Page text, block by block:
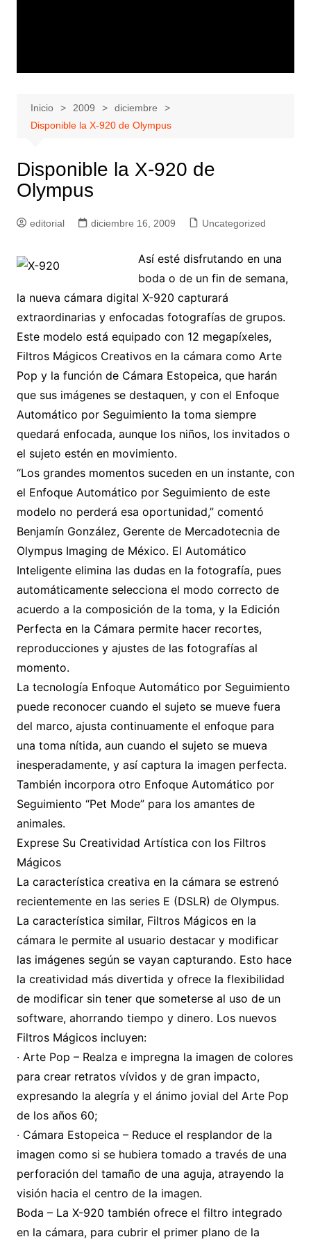
Inicio 2009
diciembre
Disponible la X-920 de Olympus
Disponible la X-920 de
Olympus
editorial diciembre 16, 2009 Uncategorized
Así esté disfrutando en una
boda o de un fin de semana,
la nueva cámara digital X-920 capturará
extraordinarias y enfocadas fotografías de grupos.
Este modelo está equipado con 12 megapíxeles,
Filtros Mágicos Creativos en la cámara como Arte
Pop y la función de Cámara Estopeica, que harán
que sus imágenes se destaquen, y con el Enfoque
Automático por Seguimiento la toma siempre
quedará enfocada, aunque los niños, los invitados o
el sujeto estén en movimiento.
“Los grandes momentos suceden en un instante, con
el Enfoque Automático por Seguimiento de este
modelo no perderá esa oportunidad,” comentó
Benjamín González, Gerente de Mercadotecnia de
Olympus Imaging de México. El Automático
Inteligente elimina las dudas en la fotografía, pues
automáticamente selecciona el modo correcto de
acuerdo a la composición de la toma, y la Edición
Perfecta en la Cámara permite hacer recortes,
reproducciones y ajustes de las fotografías al
momento.
La tecnología Enfoque Automático por Seguimiento
puede reconocer cuando el sujeto se mueve fuera
del marco, ajusta continuamente el enfoque para
una toma nítida, aun cuando el sujeto se mueva
inesperadamente, y así captura la imagen perfecta.
También incorpora otro Enfoque Automático por
Seguimiento “Pet Mode” para los amantes de
animales.
Exprese Su Creatividad Artística con los Filtros
Mágicos
La característica creativa en la cámara se estrenó
recientemente en las series E (DSLR) de Olympus.
La característica similar, Filtros Mágicos en la
cámara le permite al usuario destacar y modificar
las imágenes según se vayan capturando. Esto hace
la creatividad más divertida y ofrece la flexibilidad
de modificar sin tener que someterse al uso de un
software, ahorrando tiempo y dinero. Los nuevos
Filtros Mágicos incluyen:
· Arte Pop – Realza e impregna la imagen de colores
para crear retratos vívidos y de gran impacto,
expresando la alegría y el ánimo jovial del Arte Pop
de los años 60;
· Cámara Estopeica – Reduce el resplandor de la
imagen como si se hubiera tomado a través de una
perforación del tamaño de una aguja, atrayendo la
visión hacia el centro de la imagen.
Boda – La X-920 también ofrece el filtro integrado
en la cámara, para cubrir el primer plano de la